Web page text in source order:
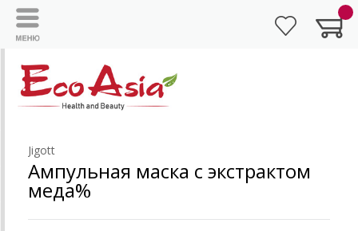
Jigott
Ампульная маска с экстрактом
меда%